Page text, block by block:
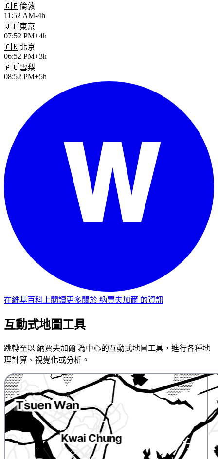
🇬🇧倫敦
11:52 AM-4h
🇯🇵東京
07:52 PM+4h
🇨🇳北京
06:52 PM+3h
🇦🇺雪梨
08:52 PM+5h
在維基百科上閱讀更多關於 納賈夫加爾 的資訊
互動式地圖工具
跳轉至以 納賈夫加爾 為中心的互動式地圖工具，進行各種地
理計算、視覺化或分析。